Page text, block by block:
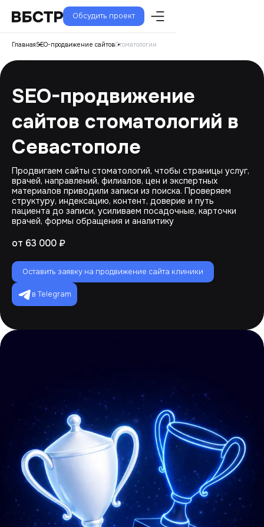
Обсудить проект
ГлавнаяSEO-продвижение сайтовСтоматологии
SEO-продвижение
сайтов стоматологий в
Севастополе
Продвигаем сайты стоматологий, чтобы страницы услуг,
врачей, направлений, филиалов, цен и экспертных
материалов приводили записи из поиска. Проверяем
структуру, индексацию, контент, доверие и путь
пациента до записи, усиливаем посадочные, карточки
врачей, формы обращения и аналитику
от 63 000 ₽
Оставить заявку на продвижение сайта клиники
в Telegram